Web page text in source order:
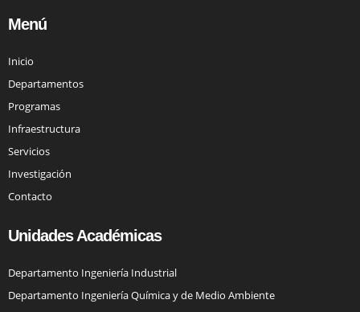
Menú
Inicio
Departamentos
Programas
Infraestructura
Servicios
Investigación
Contacto
Unidades Académicas
Departamento Ingeniería Industrial
Departamento Ingeniería Química y de Medio Ambiente